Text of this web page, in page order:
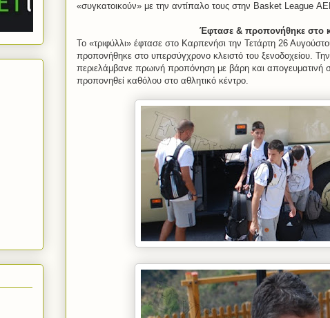
«συγκατοικούν» με την αντίπαλο τους στην Basket League
Έφτασε & προπονήθηκε στο
Το «τριφύλλι» έφτασε στο Καρπενήσι την Τετάρτη 26
προπονήθηκε στο υπερσύγχρονο κλειστό του ξενοδοχείου.
περιελάμβανε πρωινή προπόνηση με βάρη και απογευματινή
προπονηθεί καθόλου στο αθλητικό κέντρο.